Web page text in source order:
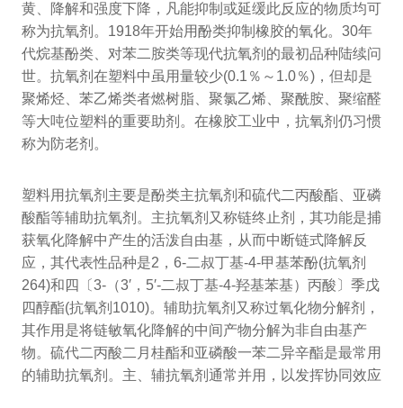
黄、降解和强度下降，凡能抑制或延缓此反应的物质均可
称为抗氧剂。1918年开始用酚类抑制橡胶的氧化。30年
代烷基酚类、对苯二胺类等现代抗氧剂的最初品种陆续问
世。抗氧剂在塑料中虽用量较少(0.1％～1.0％)，但却是
聚烯烃、苯乙烯类者燃树脂、聚氯乙烯、聚酰胺、聚缩醛
等大吨位塑料的重要助剂。在橡胶工业中，抗氧剂仍习惯
称为防老剂。
塑料用抗氧剂主要是酚类主抗氧剂和硫代二丙酸酯、亚磷
酸酯等辅助抗氧剂。主抗氧剂又称链终止剂，其功能是捕
获氧化降解中产生的活泼自由基，从而中断链式降解反
应，其代表性品种是2，6-二叔丁基-4-甲基苯酚(抗氧剂
264)和四〔3-（3′，5′-二叔丁基-4-羟基苯基）丙酸〕季戊
四醇酯(抗氧剂1010)。辅助抗氧剂又称过氧化物分解剂，
其作用是将链敏氧化降解的中间产物分解为非自由基产
物。硫代二丙酸二月桂酯和亚磷酸一苯二异辛酯是最常用
的辅助抗氧剂。主、辅抗氧剂通常并用，以发挥协同效应